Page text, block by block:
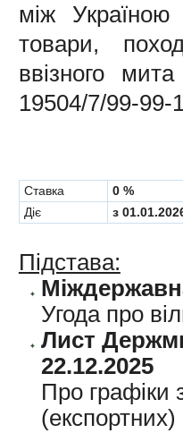
мiж Україною
товари,
ввізного
19504/7/99-99-
Cтавка
0 %
Діє
з
Підстава:
Угода про
Лист
22.12.2025
Про графiки